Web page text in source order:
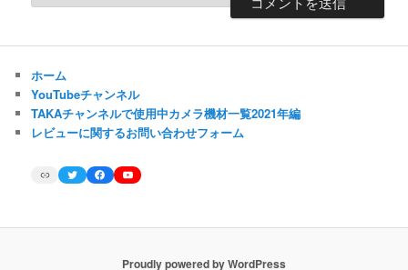
ホーム
YouTubeチャンネル
TAKAチャンネルで使用中カメラ機材一覧2021年編
レビューに関するお問い合わせフォーム
Link TwitterFacebookYouTube
Proudly powered by WordPress